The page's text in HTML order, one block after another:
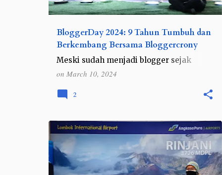
BloggerDay 2024: 9 Tahun Tumbuh dan
Berkembang Bersama Bloggercrony
Meski sudah menjadi blogger sejak
tahun 2009, saya tergolong blogger ala
kadarnya karena saya memang tipikal
yang suka posting blogpost ala kadarnya.
Harap mahfum, jaman masih jad…
on March 10, 2024
2
BALI DAN NUSA TENGGARA +
NUSA TENGGARA BARAT